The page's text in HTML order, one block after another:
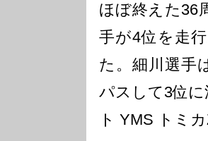
ほぼ終えた36
手が4位を走
た。細川選手
パスして3位
ト YMS トミ